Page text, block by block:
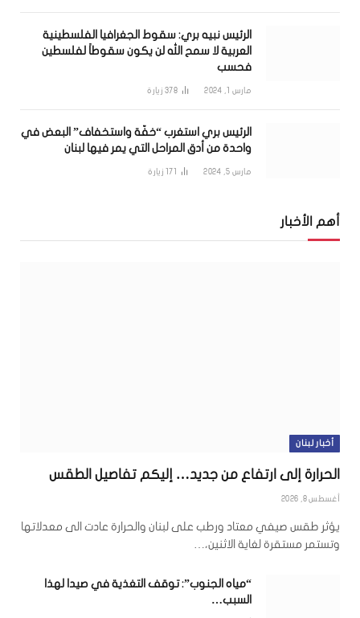
الرئيس نبيه بري: سقوط الجغرافيا الفلسطينية
العربية لا سمح الله لن يكون سقوطاً لفلسطين
فحسب
مارس 1, 2024 378 زيارة
الرئيس بري استغرب “خفّة واستخفاف” البعض في
واحدة من أدق المراحل التي يمر فيها لبنان
مارس 5, 2024 171 زيارة
أهم الأخبار
أخبار لبنان
الحرارة إلى ارتفاع من جديد… إليكم تفاصيل الطقس
أغسطس 8, 2026
يؤثر طقس صيفي معتاد ورطب على لبنان والحرارة عادت الى معدلاتها
وتستمر مستقرة لغاية الاثنين،…
“مياه الجنوب”: توقف التغذية في صيدا لهذا
السبب…